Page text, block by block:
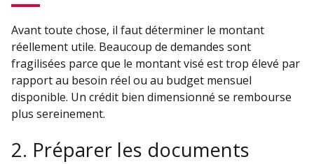
Avant toute chose, il faut déterminer le montant
réellement utile. Beaucoup de demandes sont
fragilisées parce que le montant visé est trop élevé par
rapport au besoin réel ou au budget mensuel
disponible. Un crédit bien dimensionné se rembourse
plus sereinement.
2. Préparer les documents